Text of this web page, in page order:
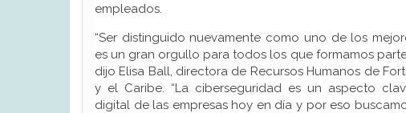
empleados.
“Ser distinguido nuevamente como uno de los
es un gran orgullo para todos los que formamos
dijo Elisa Ball, directora de Recursos Humanos de
y el Caribe. “La ciberseguridad es un aspecto
digital de las empresas hoy en día y por eso